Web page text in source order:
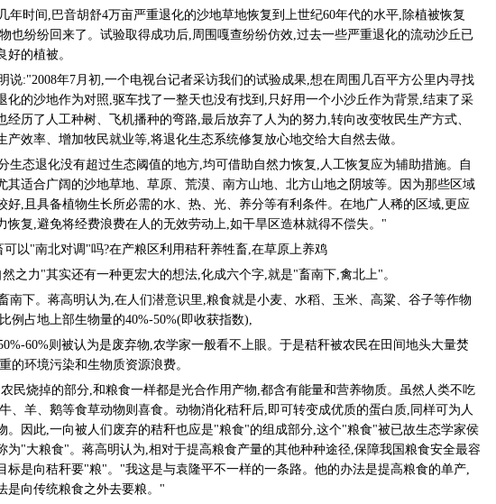
年时间,巴音胡舒4万亩严重退化的沙地草地恢复到上世纪60年代的水平,除植被恢复
也纷纷回来了。试验取得成功后,周围嘎查纷纷仿效,过去一些严重退化的流动沙丘已
好的植被。
说:"2008年7月初,一个电视台记者采访我们的试验成果,想在周围几百平方公里内寻找
化的沙地作为对照,驱车找了一整天也没有找到,只好用一个小沙丘作为背景,结束了采
经历了人工种树、飞机播种的弯路,最后放弃了人为的努力,转向改变牧民生产方式、
产效率、增加牧民就业等,将退化生态系统修复放心地交给大自然去做。
生态退化没有超过生态阈值的地方,均可借助自然力恢复,人工恢复应为辅助措施。自
其适合广阔的沙地草地、草原、荒漠、南方山地、北方山地之阴坡等。因为那些区域
好,且具备植物生长所必需的水、热、光、养分等有利条件。在地广人稀的区域,更应
恢复,避免将经费浪费在人的无效劳动上,如干旱区造林就得不偿失。"
可以"南北对调"吗?在产粮区利用秸秆养牲畜,在草原上养鸡
之力"其实还有一种更宏大的想法,化成六个字,就是"畜南下,禽北上"。
南下。蒋高明认为,在人们潜意识里,粮食就是小麦、水稻、玉米、高粱、谷子等作物
例占地上部生物量的40%-50%(即收获指数),
60%则被认为是废弃物,农学家一般看不上眼。于是秸秆被农民在田间地头大量焚
的环境污染和生物质资源浪费。
民烧掉的部分,和粮食一样都是光合作用产物,都含有能量和营养物质。虽然人类不吃
、羊、鹅等食草动物则喜食。动物消化秸秆后,即可转变成优质的蛋白质,同样可为人
。因此,一向被人们废弃的秸秆也应是"粮食"的组成部分,这个"粮食"被已故生态学家侯
为"大粮食"。蒋高明认为,相对于提高粮食产量的其他种种途径,保障我国粮食安全最容
标是向秸秆要"粮"。"我这是与袁隆平不一样的一条路。他的办法是提高粮食的单产,
是向传统粮食之外去要粮。"